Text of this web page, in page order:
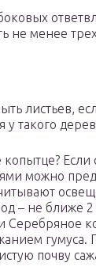
не менее
листьев,
такого
Если
можно
– не ближе
Серебряное
гумуса.
почву